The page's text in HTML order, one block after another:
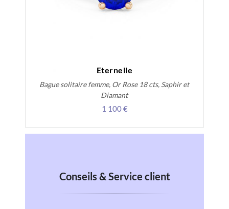
Eternelle
Bague solitaire femme, Or Rose 18 cts, Saphir et
Diamant
1 100 €
Conseils & Service client